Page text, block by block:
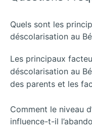
Quels sont les
déscolarisation au
Les principaux
déscolarisation au
des parents et les
Comment le niveau
influence-t-il